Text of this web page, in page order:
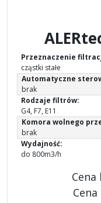
Przeznaczenie
cząstki stałe
Automatyczne
brak
Rodzaje filtrów:
G4, F7, E11
Komora wolnego
brak
Wydajność:
do 800m3/h